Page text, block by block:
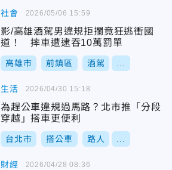
社會
影/高雄酒駕男違規拒攔竟狂逃衝國
道！ 摔車遭逮吞10萬罰單
高雄市 前鎮區 酒駕
2026/05/06 15:59
生活
為趕公車違規過馬路？北市推「分段
穿越」搭車更便利
台北市 搭公車 路人
2026/04/30 15:18
財經 2026/04/28 08:36